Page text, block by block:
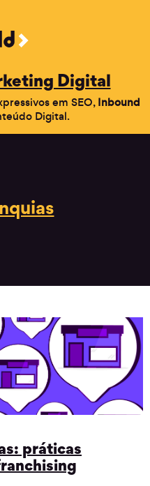
Digital
em SEO,Inbound
Digital.
práticas